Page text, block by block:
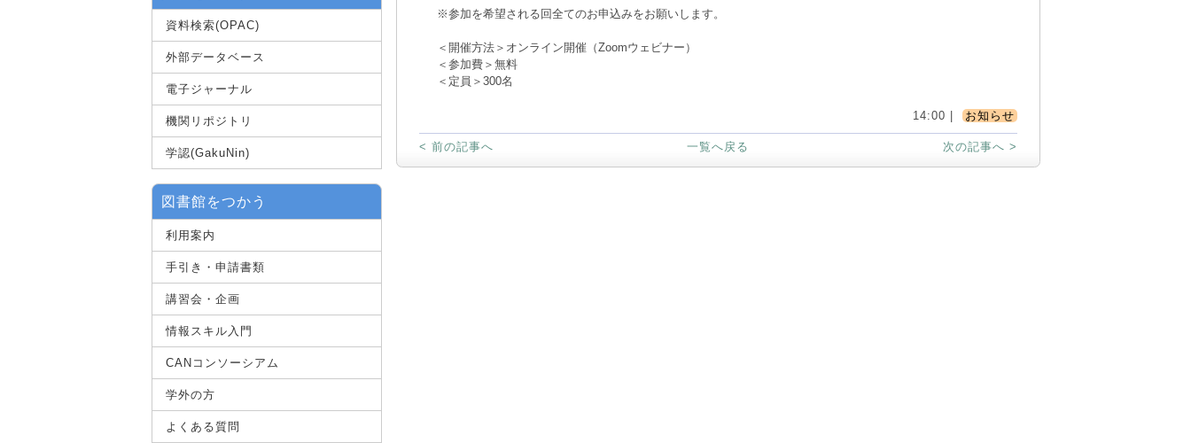
資料検索(OPAC)
外部データベース
電子ジャーナル
機関リポジトリ
学認(GakuNin)
図書館をつかう
利用案内
手引き・申請書類
講習会・企画
情報スキル入門
CANコンソーシアム
学外の方
よくある質問
※参加を希望される回全てのお申込みをお願いします。
＜開催方法＞オンライン開催（Zoomウェビナー）
＜参加費＞無料
＜定員＞300名
14:00 | お知らせ
< 前の記事へ 次の記事へ >
一覧へ戻る